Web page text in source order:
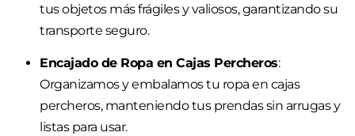
tus objetos más frágiles y valiosos, garantizando su
transporte seguro.
Encajado de Ropa en Cajas Percheros:
Organizamos y embalamos tu ropa en cajas
percheros, manteniendo tus prendas sin arrugas y
listas para usar.